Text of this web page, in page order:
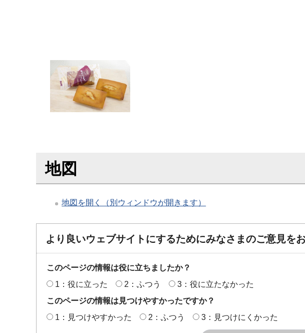
地図
地図を開く（別ウィンドウが開きます）
より良いウェブサイトにするためにみなさまのご意見を
このページの情報は役に立ちましたか？
1：役に立った
2：ふつう
3：役に立たなかった
このページの情報は見つけやすかったですか？
1：見つけやすかった
2：ふつう 3：見つけにくかった